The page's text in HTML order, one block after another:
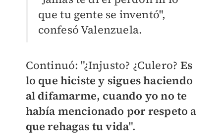
que tu gente se inventó",
confesó Valenzuela.
Continuó: "¿Injusto? ¿Culero? Es
lo que hiciste y sigues haciendo
al difamarme, cuando yo no te
había mencionado por respeto a
que rehagas tu vida".